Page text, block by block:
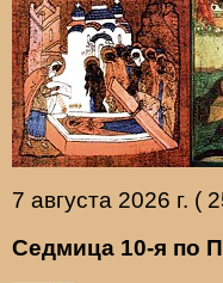
7 августа 2026 г. (
Седмица 10-я по